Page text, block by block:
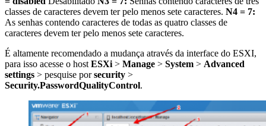
classes de caracteres devem ter pelo menos sete caracteres. N4 = 7:
As senhas contendo caracteres de todas as quatro classes de
caracteres devem ter pelo menos sete caracteres.
É altamente recomendado a mudança através da interface do ESXI,
para isso acesse o hostESXi> Manage > System > Advanced
settings > pesquise porsecurity >
Security.PasswordQualityControl.